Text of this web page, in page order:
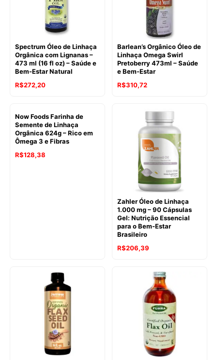
Spectrum Óleo de Linhaça
Orgânica com Lignanas –
473 ml (16 fl oz) – Saúde e
Bem-Estar Natural
R$272,20
Barlean’s Orgânico Óleo de
Linhaça Omega Swirl
Pretoberry 473ml – Saúde
e Bem-Estar
R$310,72
Now Foods Farinha de
Semente de Linhaça
Orgânica 624g – Rico em
Ômega 3 e Fibras
R$128,38
Zahler Óleo de Linhaça
1.000 mg – 90 Cápsulas
Gel: Nutrição Essencial
para o Bem-Estar
Brasileiro
R$206,39